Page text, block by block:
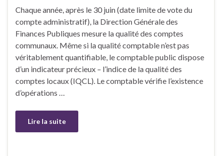
Chaque année, après le 30 juin (date limite de vote du
compte administratif), la Direction Générale des
Finances Publiques mesure la qualité des comptes
communaux. Même si la qualité comptable n’est pas
véritablement quantifiable, le comptable public dispose
d’un indicateur précieux – l’indice de la qualité des
comptes locaux (IQCL). Le comptable vérifie l’existence
d’opérations …
Lire la suite